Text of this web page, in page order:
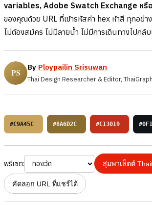
variables, Adobe Swatch Exchange หรื
ของคุณด้วย URL ที่เข้ารหัสค่า hex ห้าสี ทุกอย่า
ไม่ต้องสมัคร ไม่มีลายน้ำ ไม่มีการเดินทางไปกลับ
By Ploypailin Srisuwan
Thai Design Researcher & Editor, ThaiGraph
#C9A45C #8A6D2C #C13019
พรีเซต: สุ่มพาเล็ตต์
คัดลอก URL ที่แชร์ได้